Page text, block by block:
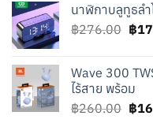
฿
นาฬิกาบลูทูธลำ
฿276.00
฿
฿
Wave 300
ไร้สาย พร้อม
฿260.00 ฿